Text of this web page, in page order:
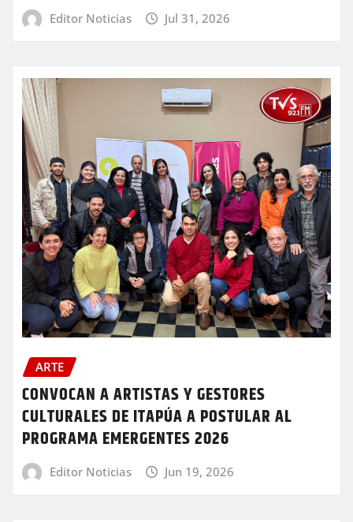
Editor Noticias Jul 31, 2026
ARTE
CONVOCAN A ARTISTAS Y GESTORES
CULTURALES DE ITAPÚA A POSTULAR AL
PROGRAMA EMERGENTES 2026
Editor Noticias Jun 19, 2026